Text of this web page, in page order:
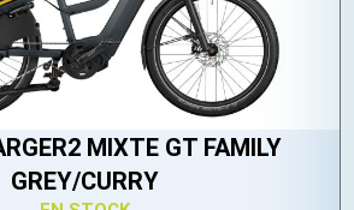
MIXTE GT FAMILY
GREY/CURRY